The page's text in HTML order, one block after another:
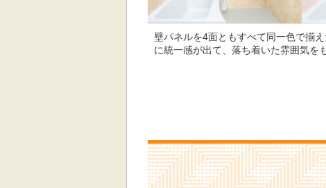
壁パネルを4面ともすべて同一色で揃
に統一感が出て、落ち着いた雰囲気を